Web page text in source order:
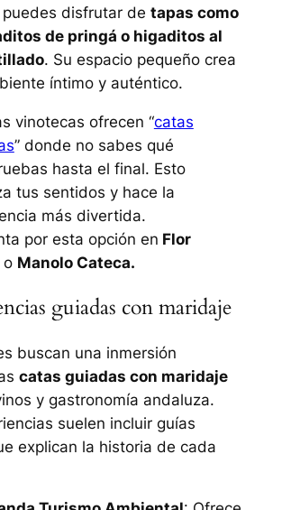
disfrutar de tapas como
de pringá o higaditos al
. Su espacio pequeño crea
íntimo y auténtico.
vinotecas ofrecen “catas
” donde no sabes qué
hasta el final. Esto
tus sentidos y hace la
más divertida.
por esta opción en Flor
o Manolo Cateca.
guiadas con maridaje
buscan una inmersión
catas guiadas con maridaje
y gastronomía andaluza.
suelen incluir guías
explican la historia de cada